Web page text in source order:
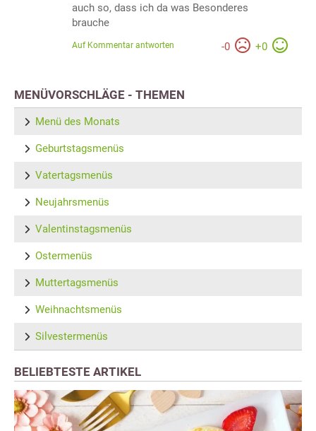
auch so, dass ich da was Besonderes
brauche
-0 +0
Auf Kommentar antworten
MENÜVORSCHLÄGE - THEMEN
Menü des Monats
Geburtstagsmenüs
Vatertagsmenüs
Neujahrsmenüs
Valentinstagsmenüs
Ostermenüs
Muttertagsmenüs
Weihnachtsmenüs
Silvestermenüs
BELIEBTESTE ARTIKEL